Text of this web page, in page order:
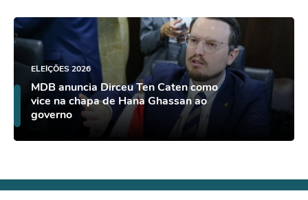
ELEIÇÕES 2026
MDB anuncia Dirceu Ten Caten como
vice na chapa de Hana Ghassan ao
governo